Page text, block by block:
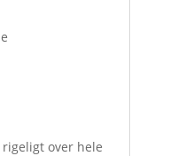
over hele